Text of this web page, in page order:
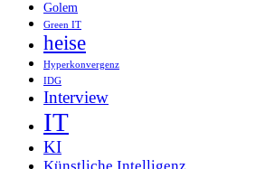
Golem
Green IT
heise
Hyperkonvergenz
IDG
Interview
IT
KI